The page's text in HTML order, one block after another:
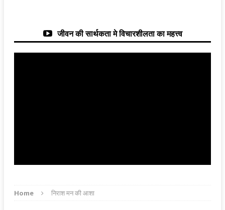
जीवन की सार्थकता मे विचारशीलता का महत्त्व
Home निराश मन की आशा